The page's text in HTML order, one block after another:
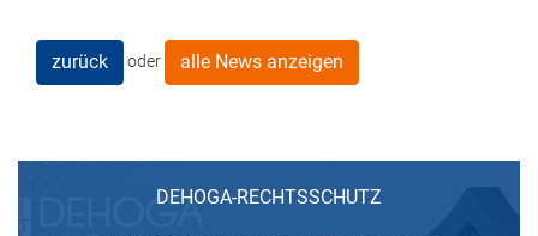
zurück oder alle News anzeigen
DEHOGA-RECHTSSCHUTZ